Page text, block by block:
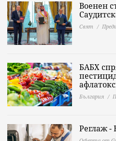
Военен
Свят
БАБХ
България
Реглаж -